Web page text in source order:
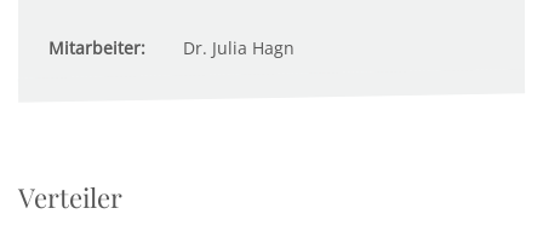
Mitarbeiter: Dr. Julia Hagn
Verteiler